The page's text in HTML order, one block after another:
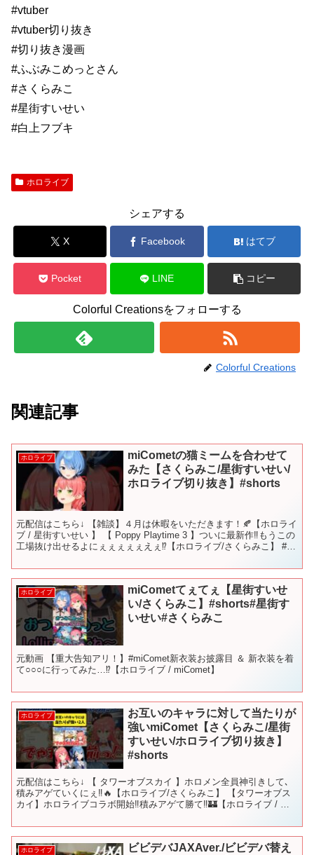
#vtuber
#vtuber切り抜き
#切り抜き漫画
#ふぶみこめっとさん
#さくらみこ
#星街すいせい
#白上フブキ
ホロライブ
シェアする
X Facebook はてブ
Pocket LINE コピー
Colorful Creationsをフォローする
Colorful Creations
関連記事
ホロライブ
miCometの猫ミームを合わせて
みた【さくらみこ/星街すいせい/
ホロライブ切り抜き】#shorts
元配信はこちら↓ 【雑談】４月は休暇をいただきます！🍂【ホロライ
ブ / 星街すいせい 】 【 Poppy Playtime 3 】ついに最新作‼もうこの
工場抜け出せるよにぇぇぇぇぇえぇ⁉【ホロライブ/さくらみこ】 #さ
ホロライブ
miCometてぇてぇ【星街すいせ
い/さくらみこ】#shorts#星街す
いせい#さくらみこ
元動画 【重大告知アリ！】#miComet新衣装お披露目 ＆ 新衣装を着
て○○○に行ってみた…⁉【ホロライブ / miComet】
ホロライブ
お互いのキャラに対して当たりが
強いmiComet【さくらみこ/星街
すいせい/ホロライブ切り抜き】
#shorts
元配信はこちら↓ 【 タワーオブスカイ 】ホロメン全員神引きして､
積みアゲていくにぇ‼🔥【ホロライブ/さくらみこ】 【タワーオブス
カイ】ホロライブコラボ開始‼積みアゲて勝て‼🏰【ホロライブ / 星
ホロライブ
ビビデバJAXAver./ビビデバ替え